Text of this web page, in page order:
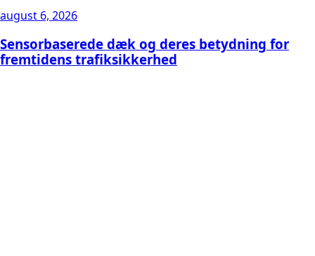
august 6, 2026
Sensorbaserede dæk og deres betydning for
fremtidens trafiksikkerhed